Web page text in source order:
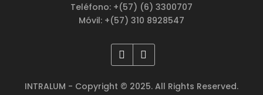
Teléfono: +(57) (6) 3300707
Móvil: +(57) 310 8928547
INTRALUM - Copyright © 2025. All Rights Reserved.